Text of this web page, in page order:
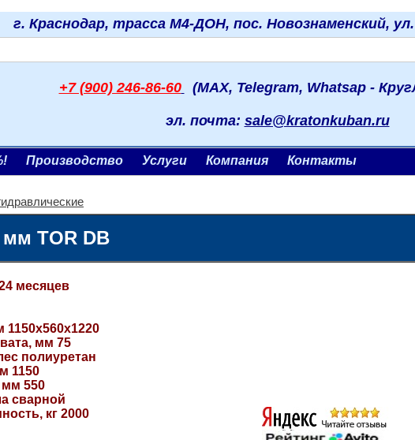
г. Краснодар, трасса М4-ДОН, пос. Новознаменский,
+7 (900) 246-86-60 (MAX, Telegram, Whatsap -
эл. почта: sale@kratonkuban.ru
Производство Услуги Компания Контакты
мм TOR DB
месяцев
мм 75
полиуретан
1150
550
сварной
кг 2000